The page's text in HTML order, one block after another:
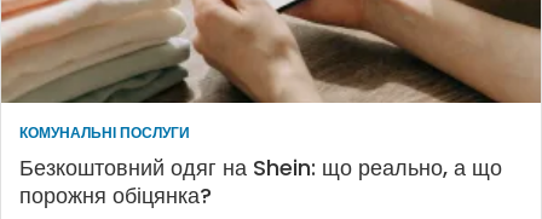
КОМУНАЛЬНІ ПОСЛУГИ
Безкоштовний одяг на Shein: що реально, а що
порожня обіцянка?